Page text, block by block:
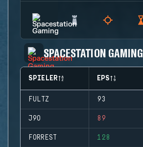
SPACESTATION GAMING
SPIELER EPS
FULTZ 93
J9O 89
FORREST 128